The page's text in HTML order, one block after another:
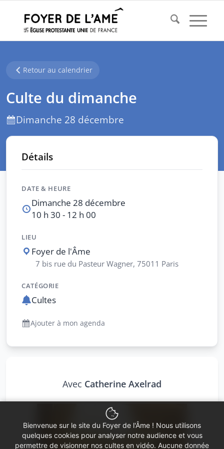
Retour au calendrier
Culte du dimanche
Dimanche 28 décembre
Avec Catherine Axelrad
Détails
DATE & HEURE
Dimanche 28 décembre
10 h 30 - 12 h 00
LIEU
Foyer de l'Âme
7 bis rue du Pasteur Wagner, 75011 Paris
CATÉGORIE
Cultes
Ajouter à mon agenda
Bienvenue sur le site du Foyer de l'Âme ! Nous utilisons
quelques cookies pour analyser notre audience et vous
permettre de visionner nos cultes en vidéo. Aucune donnée